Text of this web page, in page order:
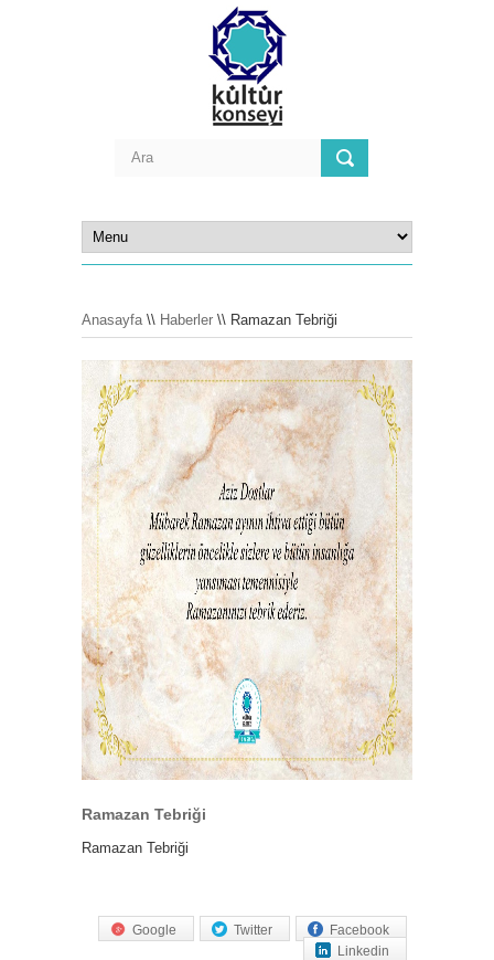
Anasayfa\\ Haberler \\ Ramazan Tebriği
Ramazan Tebriği
Ramazan Tebriği
Facebook
Twitter
Google
Linkedin